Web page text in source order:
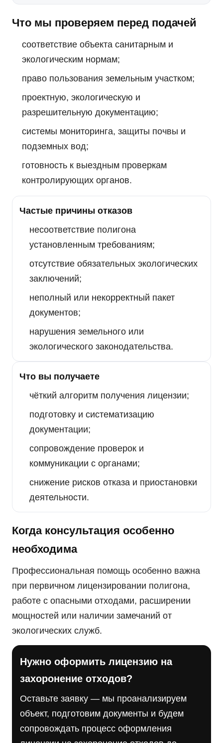
Что мы проверяем перед подачей
соответствие объекта санитарным и
экологическим нормам;
право пользования земельным участком;
проектную, экологическую и
разрешительную документацию;
системы мониторинга, защиты почвы и
подземных вод;
готовность к выездным проверкам
контролирующих органов.
Частые причины отказов
несоответствие полигона
установленным требованиям;
отсутствие обязательных экологических
заключений;
неполный или некорректный пакет
документов;
нарушения земельного или
экологического законодательства.
Что вы получаете
чёткий алгоритм получения лицензии;
подготовку и систематизацию
документации;
сопровождение проверок и
коммуникации с органами;
снижение рисков отказа и приостановки
деятельности.
Когда консультация особенно
необходима
Профессиональная помощь особенно важна
при первичном лицензировании полигона,
работе с опасными отходами, расширении
мощностей или наличии замечаний от
экологических служб.
Нужно оформить лицензию на
захоронение отходов?
Оставьте заявку — мы проанализируем
объект, подготовим документы и будем
сопровождать процесс оформления